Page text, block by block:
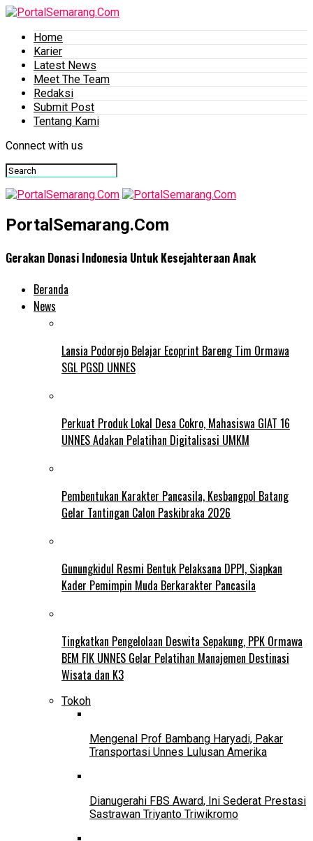
Home
Karier
Latest News
Meet The Team
Redaksi
Submit Post
Tentang Kami
Connect with us
PortalSemarang.Com
Gerakan Donasi Indonesia Untuk Kesejahteraan Anak
Beranda
News
Lansia Podorejo Belajar Ecoprint Bareng Tim Ormawa
SGL PGSD UNNES
Perkuat Produk Lokal Desa Cokro, Mahasiswa GIAT 16
UNNES Adakan Pelatihan Digitalisasi UMKM
Pembentukan Karakter Pancasila, Kesbangpol Batang
Gelar Tantingan Calon Paskibraka 2026
Gunungkidul Resmi Bentuk Pelaksana DPPI, Siapkan
Kader Pemimpin Muda Berkarakter Pancasila
Tingkatkan Pengelolaan Deswita Sepakung, PPK Ormawa
BEM FIK UNNES Gelar Pelatihan Manajemen Destinasi
Wisata dan K3
Tokoh
Mengenal Prof Bambang Haryadi, Pakar
Transportasi Unnes Lulusan Amerika
Dianugerahi FBS Award, Ini Sederat Prestasi
Sastrawan Triyanto Triwikromo